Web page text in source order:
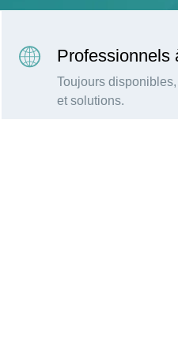
Professionnels
Toujours
et solutions.